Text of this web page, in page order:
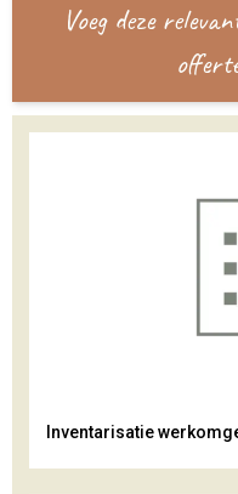
Voeg deze
Inventarisatie